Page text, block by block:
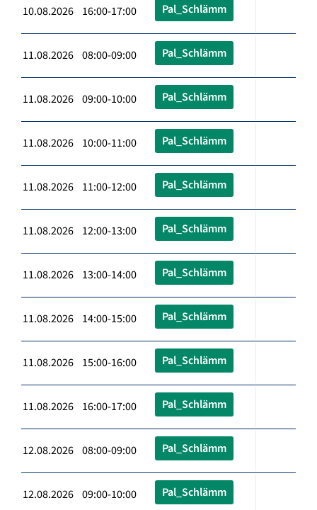
10.08.2026 16:00-17:00 Pal_Schlämm
11.08.2026 08:00-09:00 Pal_Schlämm
11.08.2026 09:00-10:00 Pal_Schlämm
11.08.2026 10:00-11:00 Pal_Schlämm
11.08.2026 11:00-12:00 Pal_Schlämm
11.08.2026 12:00-13:00 Pal_Schlämm
11.08.2026 13:00-14:00 Pal_Schlämm
11.08.2026 14:00-15:00 Pal_Schlämm
11.08.2026 15:00-16:00 Pal_Schlämm
11.08.2026 16:00-17:00 Pal_Schlämm
12.08.2026 08:00-09:00 Pal_Schlämm
12.08.2026 09:00-10:00 Pal_Schlämm